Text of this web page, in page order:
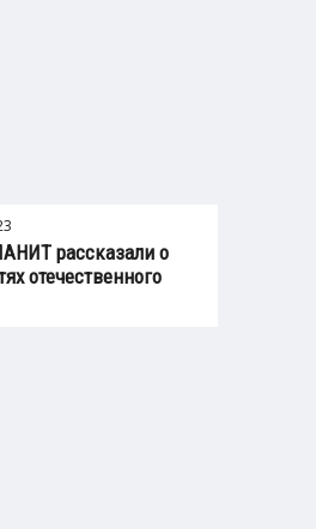
рассказали о
отечественного